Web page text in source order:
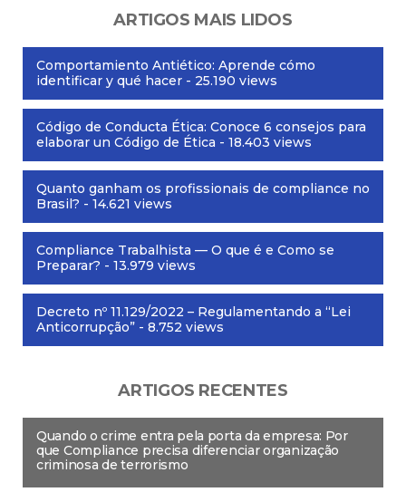
ARTIGOS MAIS LIDOS
Comportamiento Antiético: Aprende cómo
identificar y qué hacer - 25.190 views
Código de Conducta Ética: Conoce 6 consejos para
elaborar un Código de Ética - 18.403 views
Quanto ganham os profissionais de compliance no
Brasil? - 14.621 views
Compliance Trabalhista — O que é e Como se
Preparar? - 13.979 views
Decreto nº 11.129/2022 – Regulamentando a “Lei
Anticorrupção” - 8.752 views
ARTIGOS RECENTES
Quando o crime entra pela porta da empresa: Por
que Compliance precisa diferenciar organização
criminosa de terrorismo